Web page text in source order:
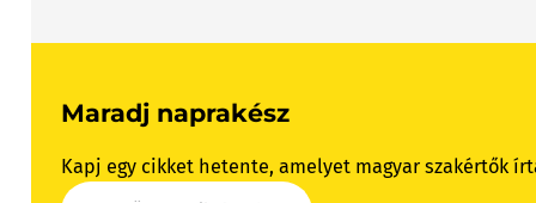
Maradj naprakész
Kapj egy cikket hetente, amelyet magyar szakértők